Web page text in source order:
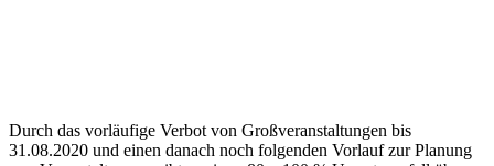
Durch das vorläufige Verbot von Großveranstaltungen bis
31.08.2020 und einen danach noch folgenden Vorlauf zur Planung